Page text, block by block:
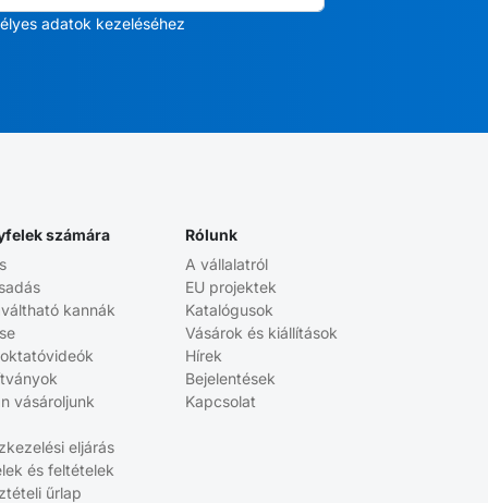
adatok kezeléséhez
számára
kannák
vásároljunk
eljárás
és feltételek
űrlap
Rólunk
A vállalatról
EU projektek
Katalógusok
Vásárok és kiállítások
Hírek
Bejelentések
Kapcsolat